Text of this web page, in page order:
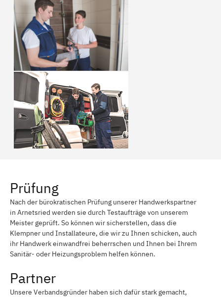
Prüfung
Nach der bürokratischen Prüfung unserer Handwerkspartner
in Arnetsried werden sie durch Testaufträge von unserem
Meister geprüft. So können wir sicherstellen, dass die
Klempner und Installateure, die wir zu Ihnen schicken, auch
ihr Handwerk einwandfrei beherrschen und Ihnen bei Ihrem
Sanitär- oder Heizungsproblem helfen können.
Partner
Unsere Verbandsgründer haben sich dafür stark gemacht,